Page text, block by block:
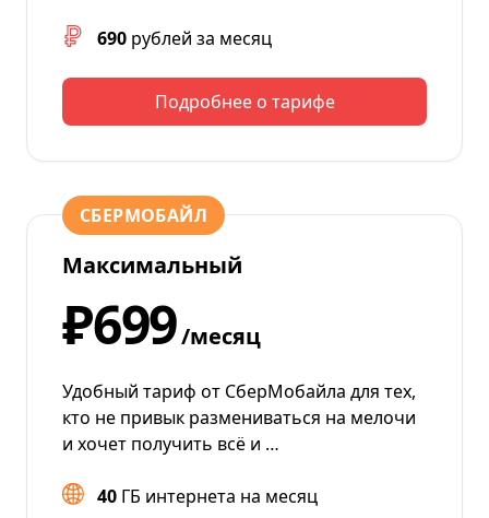
690 рублей за месяц
Подробнее о тарифе
СБЕРМОБАЙЛ
Максимальный
₽699/месяц
Удобный тариф от СберМобайла для тех,
кто не привык размениваться на мелочи
и хочет получить всё и …
40 ГБ интернета на месяц